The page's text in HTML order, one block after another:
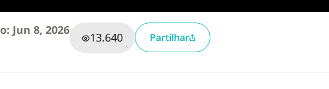
Jun 8, 2026
13.640 Partilhar